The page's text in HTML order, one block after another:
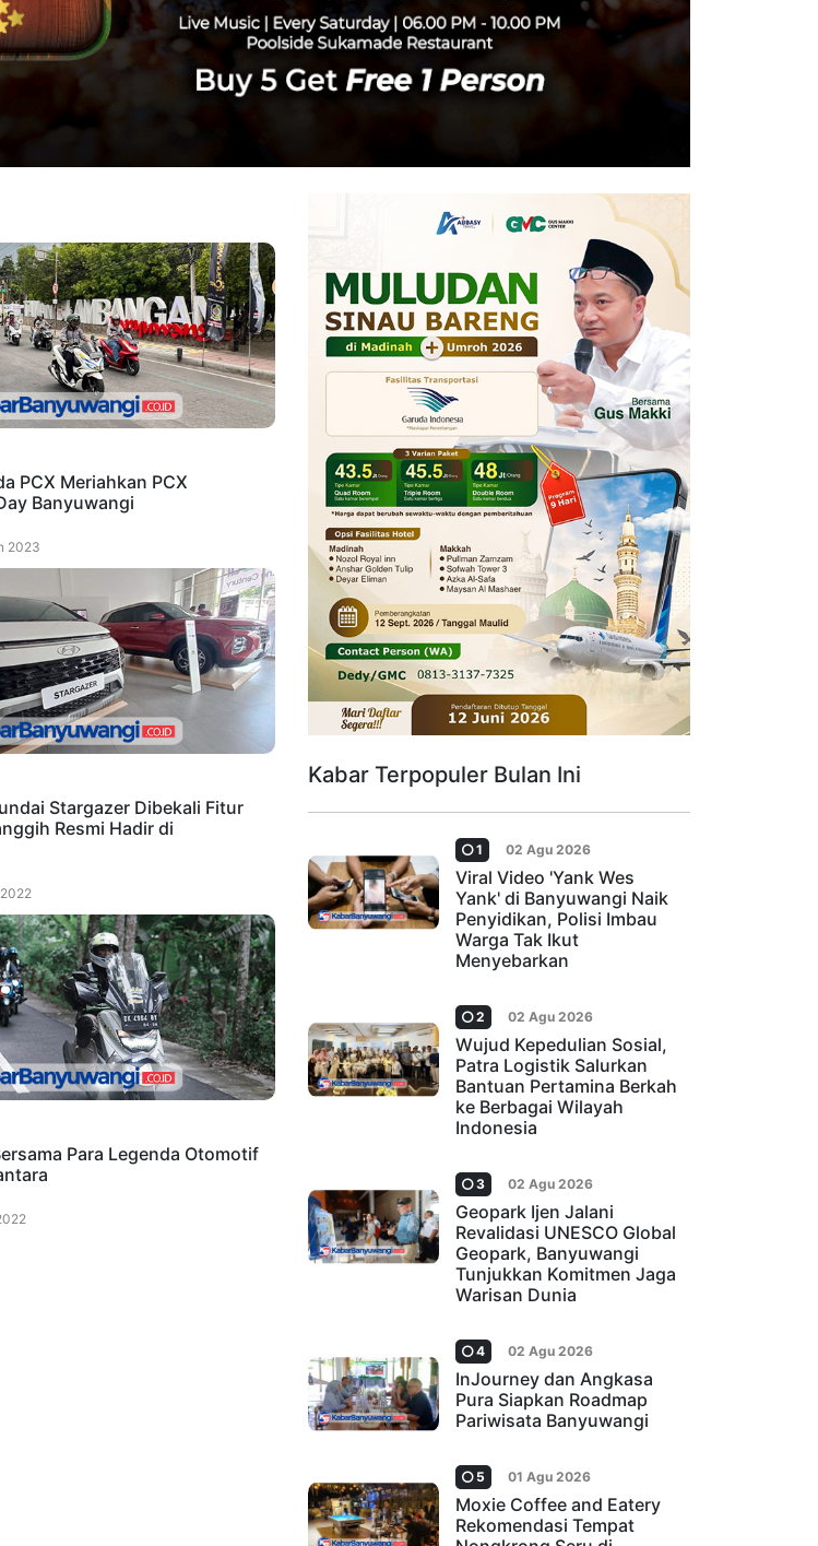
PCX Meriahkan PCX
Banyuwangi
2023
Stargazer Dibekali Fitur
Resmi Hadir di
Para Legenda Otomotif
Kabar Terpopuler Bulan Ini
1 02 Agu 2026
Viral Video 'Yank Wes
Yank' di Banyuwangi Naik
Penyidikan, Polisi Imbau
Warga Tak Ikut
Menyebarkan
2 02 Agu 2026
Wujud Kepedulian Sosial,
Patra Logistik Salurkan
Bantuan Pertamina Berkah
ke Berbagai Wilayah
Indonesia
3 02 Agu 2026
Geopark Ijen Jalani
Revalidasi UNESCO Global
Geopark, Banyuwangi
Tunjukkan Komitmen Jaga
Warisan Dunia
4 02 Agu 2026
InJourney dan Angkasa
Pura Siapkan Roadmap
Pariwisata Banyuwangi
5 01 Agu 2026
Moxie Coffee and Eatery
Rekomendasi Tempat